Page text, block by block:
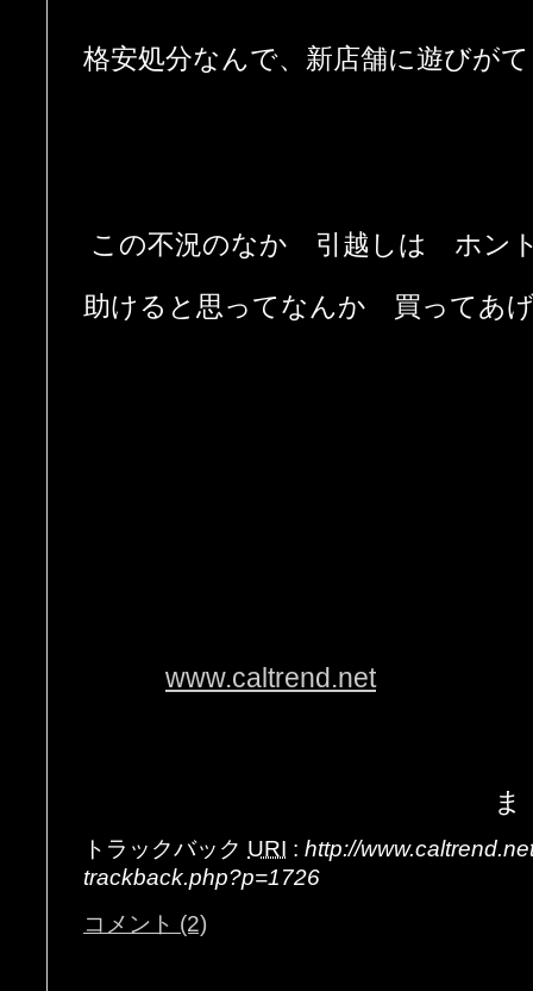
格安処分なんで、新店舗に遊び
この不況のなか 引越しは ホン
助けると思ってなんか 買ってあ
www.caltrend.net
ま
トラックバック URI : http://
trackback.php?p=1726
コメント (2)